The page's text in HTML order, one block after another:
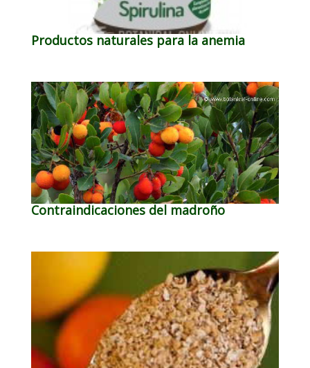
Productos naturales para la anemia
Contraindicaciones del madroño